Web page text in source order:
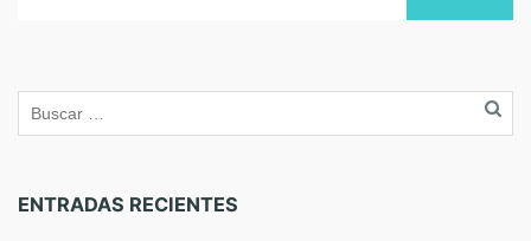
ENTRADAS RECIENTES